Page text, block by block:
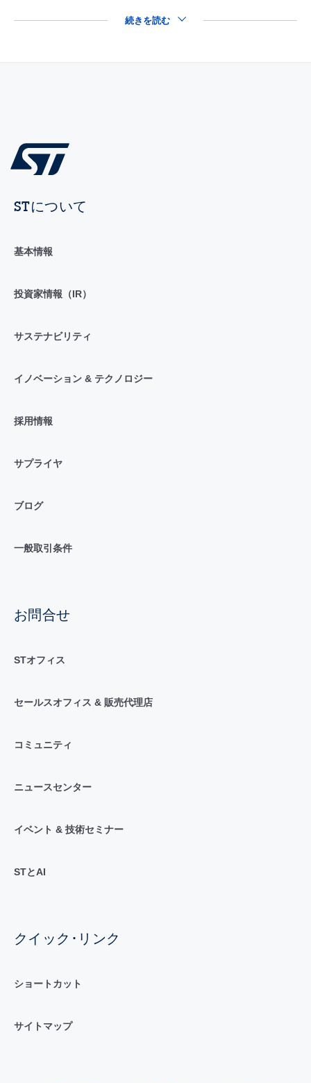
続きを読む
STについて
基本情報
投資家情報（IR）
サステナビリティ
イノベーション & テクノロジー
採用情報
サプライヤ
ブログ
一般取引条件
お問合せ
STオフィス
セールスオフィス & 販売代理店
コミュニティ
ニュースセンター
イベント & 技術セミナー
STとAI
クイック･リンク
ショートカット
サイトマップ